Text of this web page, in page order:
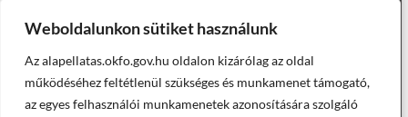
Weboldalunkon sütiket használunk
Az alapellatas.okfo.gov.hu oldalon kizárólag az oldal
működéséhez feltétlenül szükséges és munkamenet támogató,
az egyes felhasználói munkamenetek azonosítására szolgáló
Munkatársaink